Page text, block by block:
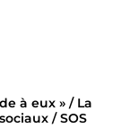
à eux » / La
/ SOS